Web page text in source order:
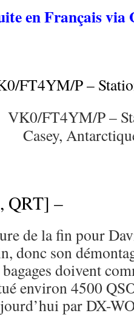
en Français via
FT4YM/P –
QRT] –
de la fin pour
donc son
doivent
environ 4500
par DX-